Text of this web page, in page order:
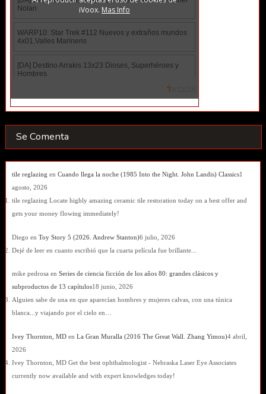
Se Comenta
tile reglazing en Cuando llega la noche (1985 Into the Night. John Landis) Classics1
agosto, 2026
tile reglazing Locate highly amazing ceramic tile restoration today on a best offer and
gets your money flowing immediately!
Diego en Toy Story 5 (2026. Andrew Stanton)6 julio, 2026
Dejé de leer en cuanto escribió que la cuarta película fue brillante...
mike pedrosaen Series de ciencia ficción de los años 80: grandes clásicos y
subproductos de 13 capítulos18 junio, 2026
Alguien sabe de una en que aparecían hombres y mujeres calvas, con una túnica
blanca...y viajando por el cielo en…
Ivey Thornton, MDen La Gran Muralla (2016 The Great Wall. Zhang Yimou)4 abril,
2026
Ivey Thornton, MD Get the best ophthalmologist - Nebraska Laser Eye Associates
currently now available and with expert knowledges today!